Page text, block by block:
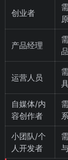
创业者
产品经理
运营人员
自媒体/内
容创作者
小团队/个
人开发者